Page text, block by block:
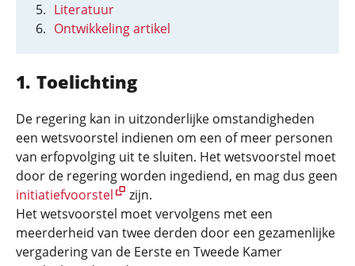
Literatuur
Ontwikkeling artikel
Toelichting
De regering kan in uitzonderlijke omstandigheden
een wetsvoorstel indienen om een of meer personen
van erfopvolging uit te sluiten. Het wetsvoorstel moet
door de regering worden ingediend, en mag dus geen
initiatiefvoorstel
zijn.
Het wetsvoorstel moet vervolgens met een
meerderheid van twee derden door een gezamenlijke
vergadering van de Eerste en Tweede Kamer